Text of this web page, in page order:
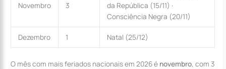
Novembro 3
da República (15/11) ·
Consciência Negra (20/11)
Dezembro 1 Natal (25/12)
O mês com mais feriados nacionais em 2026 é novembro, com 3